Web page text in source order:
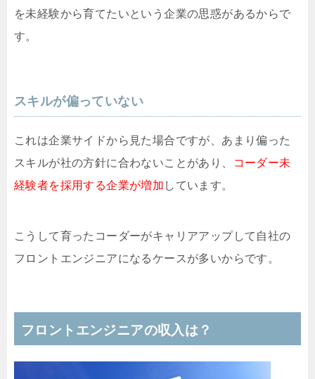
を未経験から育てたいという企業の思惑があるからで
す。
スキルが偏っていない
これは企業サイドから見た場合ですが、あまり偏った
スキルが社の方針に合わないことがあり、
コーダー未
経験者を採用する企業が増加 しています。
こうして育ったコーダーがキャリアアップして自社の
フロントエンジニアになるケースが多いからです。
フロントエンジニアの収入は？